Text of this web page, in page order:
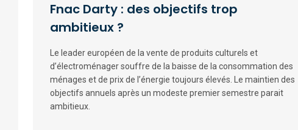
Fnac Darty : des objectifs trop
ambitieux ?
Le leader européen de la vente de produits culturels et
d’électroménager souffre de la baisse de la consommation des
ménages et de prix de l’énergie toujours élevés. Le maintien des
objectifs annuels après un modeste premier semestre parait
ambitieux.